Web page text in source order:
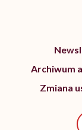
Archiwum
Zmiana